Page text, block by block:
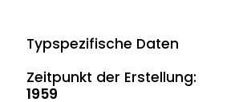
Typspezifische Daten
Zeitpunkt der Erstellung:
1959